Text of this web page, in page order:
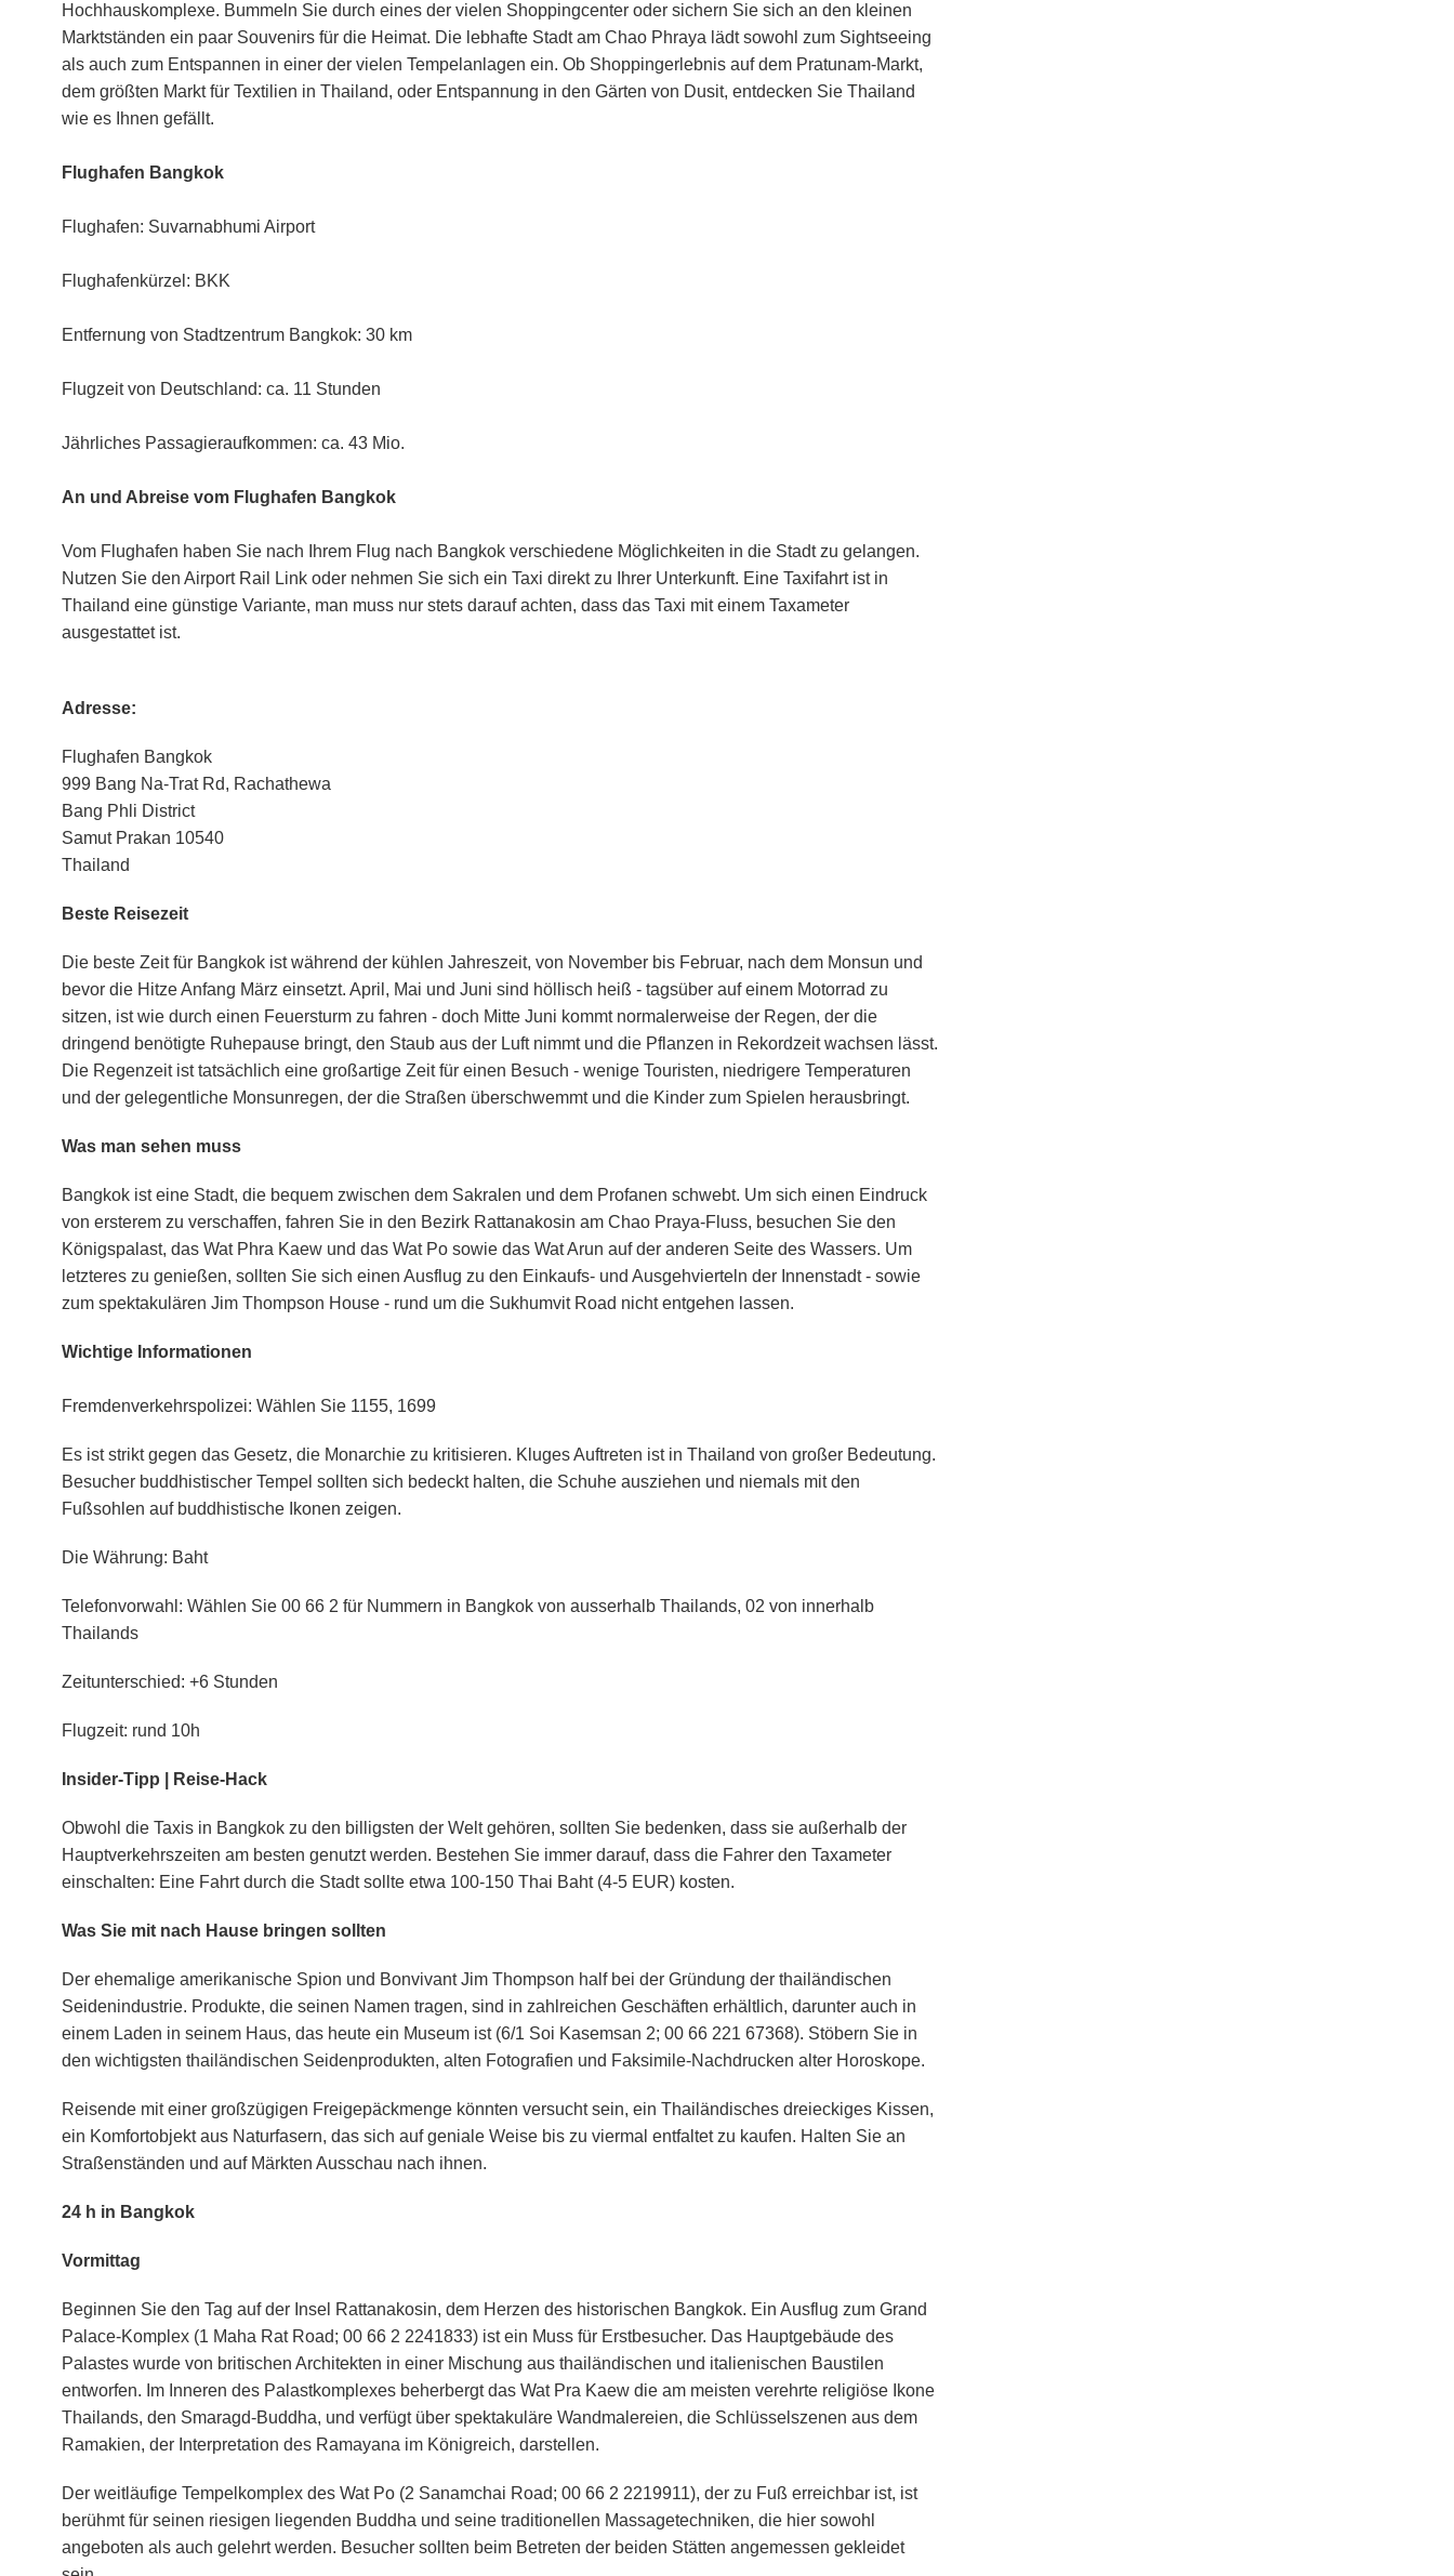
Hochhauskomplexe. Bummeln Sie durch eines der vielen Shoppingcenter oder sichern Sie sich an den kleinen
Marktständen ein paar Souvenirs für die Heimat. Die lebhafte Stadt am Chao Phraya lädt sowohl zum Sightseeing
als auch zum Entspannen in einer der vielen Tempelanlagen ein. Ob Shoppingerlebnis auf dem Pratunam-Markt,
dem größten Markt für Textilien in Thailand, oder Entspannung in den Gärten von Dusit, entdecken Sie Thailand
wie es Ihnen gefällt.
Flughafen Bangkok
Flughafen: Suvarnabhumi Airport
Flughafenkürzel: BKK
Entfernung von Stadtzentrum Bangkok: 30 km
Flugzeit von Deutschland: ca. 11 Stunden
Jährliches Passagieraufkommen: ca. 43 Mio.
An und Abreise vom Flughafen Bangkok
Vom Flughafen haben Sie nach Ihrem Flug nach Bangkok verschiedene Möglichkeiten in die Stadt zu gelangen.
Nutzen Sie den Airport Rail Link oder nehmen Sie sich ein Taxi direkt zu Ihrer Unterkunft. Eine Taxifahrt ist in
Thailand eine günstige Variante, man muss nur stets darauf achten, dass das Taxi mit einem Taxameter
ausgestattet ist.
Adresse:
Flughafen Bangkok
999 Bang Na-Trat Rd, Rachathewa
Bang Phli District
Samut Prakan 10540
Thailand
Beste Reisezeit
Die beste Zeit für Bangkok ist während der kühlen Jahreszeit, von November bis Februar, nach dem Monsun und
bevor die Hitze Anfang März einsetzt. April, Mai und Juni sind höllisch heiß - tagsüber auf einem Motorrad zu
sitzen, ist wie durch einen Feuersturm zu fahren - doch Mitte Juni kommt normalerweise der Regen, der die
dringend benötigte Ruhepause bringt, den Staub aus der Luft nimmt und die Pflanzen in Rekordzeit wachsen lässt.
Die Regenzeit ist tatsächlich eine großartige Zeit für einen Besuch - wenige Touristen, niedrigere Temperaturen
und der gelegentliche Monsunregen, der die Straßen überschwemmt und die Kinder zum Spielen herausbringt.
Was man sehen muss
Bangkok ist eine Stadt, die bequem zwischen dem Sakralen und dem Profanen schwebt. Um sich einen Eindruck
von ersterem zu verschaffen, fahren Sie in den Bezirk Rattanakosin am Chao Praya-Fluss, besuchen Sie den
Königspalast, das Wat Phra Kaew und das Wat Po sowie das Wat Arun auf der anderen Seite des Wassers. Um
letzteres zu genießen, sollten Sie sich einen Ausflug zu den Einkaufs- und Ausgehvierteln der Innenstadt - sowie
zum spektakulären Jim Thompson House - rund um die Sukhumvit Road nicht entgehen lassen.
Wichtige Informationen
Fremdenverkehrspolizei: Wählen Sie 1155, 1699
Es ist strikt gegen das Gesetz, die Monarchie zu kritisieren. Kluges Auftreten ist in Thailand von großer Bedeutung.
Besucher buddhistischer Tempel sollten sich bedeckt halten, die Schuhe ausziehen und niemals mit den
Fußsohlen auf buddhistische Ikonen zeigen.
Die Währung: Baht
Telefonvorwahl: Wählen Sie 00 66 2 für Nummern in Bangkok von ausserhalb Thailands, 02 von innerhalb
Thailands
Zeitunterschied: +6 Stunden
Flugzeit: rund 10h
Insider-Tipp | Reise-Hack
Obwohl die Taxis in Bangkok zu den billigsten der Welt gehören, sollten Sie bedenken, dass sie außerhalb der
Hauptverkehrszeiten am besten genutzt werden. Bestehen Sie immer darauf, dass die Fahrer den Taxameter
einschalten: Eine Fahrt durch die Stadt sollte etwa 100-150 Thai Baht (4-5 EUR) kosten.
Was Sie mit nach Hause bringen sollten
Der ehemalige amerikanische Spion und Bonvivant Jim Thompson half bei der Gründung der thailändischen
Seidenindustrie. Produkte, die seinen Namen tragen, sind in zahlreichen Geschäften erhältlich, darunter auch in
einem Laden in seinem Haus, das heute ein Museum ist (6/1 Soi Kasemsan 2; 00 66 221 67368). Stöbern Sie in
den wichtigsten thailändischen Seidenprodukten, alten Fotografien und Faksimile-Nachdrucken alter Horoskope.
Reisende mit einer großzügigen Freigepäckmenge könnten versucht sein, ein Thailändisches dreieckiges Kissen,
ein Komfortobjekt aus Naturfasern, das sich auf geniale Weise bis zu viermal entfaltet zu kaufen. Halten Sie an
Straßenständen und auf Märkten Ausschau nach ihnen.
24 h in Bangkok
Vormittag
Beginnen Sie den Tag auf der Insel Rattanakosin, dem Herzen des historischen Bangkok. Ein Ausflug zum Grand
Palace-Komplex (1 Maha Rat Road; 00 66 2 2241833) ist ein Muss für Erstbesucher. Das Hauptgebäude des
Palastes wurde von britischen Architekten in einer Mischung aus thailändischen und italienischen Baustilen
entworfen. Im Inneren des Palastkomplexes beherbergt das Wat Pra Kaew die am meisten verehrte religiöse Ikone
Thailands, den Smaragd-Buddha, und verfügt über spektakuläre Wandmalereien, die Schlüsselszenen aus dem
Ramakien, der Interpretation des Ramayana im Königreich, darstellen.
Der weitläufige Tempelkomplex des Wat Po (2 Sanamchai Road; 00 66 2 2219911), der zu Fuß erreichbar ist, ist
berühmt für seinen riesigen liegenden Buddha und seine traditionellen Massagetechniken, die hier sowohl
angeboten als auch gelehrt werden. Besucher sollten beim Betreten der beiden Stätten angemessen gekleidet